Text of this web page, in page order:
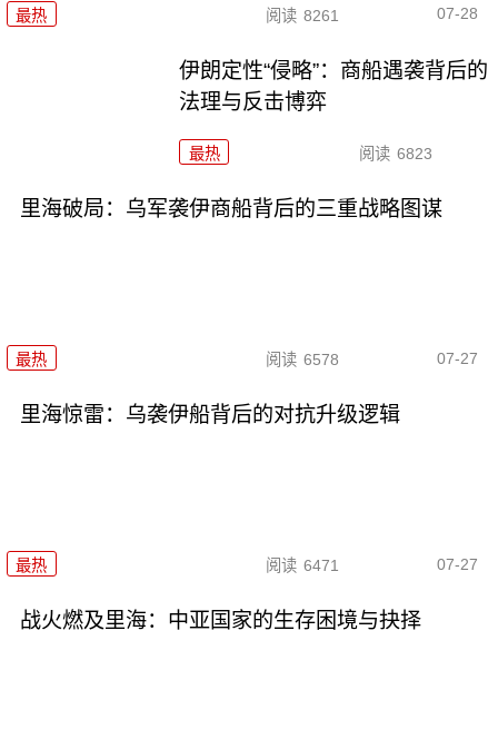
最热 阅读 8261 07-28
伊朗定性“侵略”：商船遇袭背后的
法理与反击博弈
最热 阅读 6823
里海破局：乌军袭伊商船背后的三重战略图谋
最热 阅读 6578 07-27
里海惊雷：乌袭伊船背后的对抗升级逻辑
最热 阅读 6471 07-27
战火燃及里海：中亚国家的生存困境与抉择